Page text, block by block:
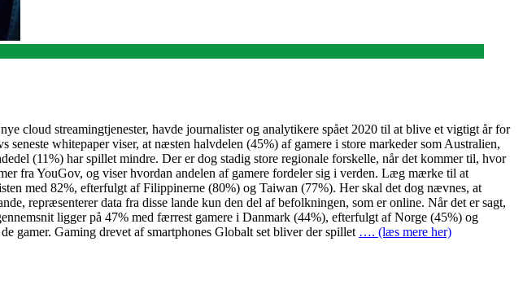
cloud streamingtjenester, havde journalister og analytikere spået 2020 til at blive et vigtigt år for
whitepaper viser, at næsten halvdelen (45%) af gamere i store markeder som Australien,
(11%) har spillet mindre. Der er dog stadig store regionale forskelle, når det kommer til, hvor
fra YouGov, og viser hvordan andelen af gamere fordeler sig i verden. Læg mærke til at
med 82%, efterfulgt af Filippinerne (80%) og Taiwan (77%). Her skal det dog nævnes, at
repræsenterer data fra disse lande kun den del af befolkningen, som er online. Når det er sagt,
ligger på 47% med færrest gamere i Danmark (44%), efterfulgt af Norge (45%) og
gamer. Gaming drevet af smartphones Globalt set bliver der spillet …. (læs mere her)